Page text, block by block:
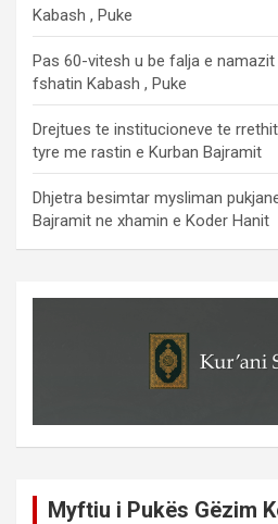
Kabash , Puke
Pas 60-vitesh u be falja e
fshatin Kabash , Puke
Drejtues te institucioneve te
tyre me rastin e Kurban Bajramit
Dhjetra besimtar mysliman
Bajramit ne xhamin e Koder Hanit
Myftiu i Pukës Gëzim